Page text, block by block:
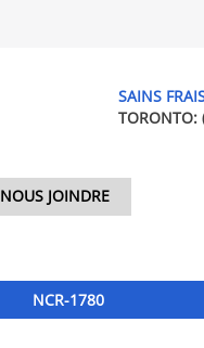
SAINS
TORONTO:
NOUS JOINDRE
NCR-1780